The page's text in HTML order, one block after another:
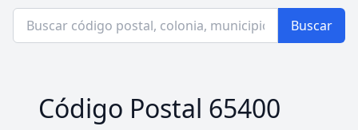
Buscar
Código Postal 65400